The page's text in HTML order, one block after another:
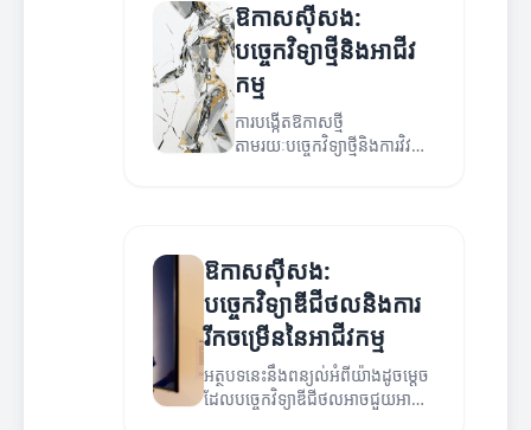
ឱកាសស៊ីសង:
បច្ចេកវិទ្យាថ្មីនិងអាជីវ
កម្ម
ការបង្កើតឱកាសថ្មី
តាមរយៈបច្ចេកវិទ្យាថ្មីនិងការវិវត្តន៍
ឱកាសស៊ីសង:
បច្ចេកវិទ្យាឌីជីថលនិងការ
រីកចម្រើននៃអាជីវកម្ម
អត្ថបទនេះនឹងពន្យល់អំពីយ៉ាងដូចម្តេច
ដែលបច្ចេកវិទ្យាឌីជីថលអាចជួយអាជីវ